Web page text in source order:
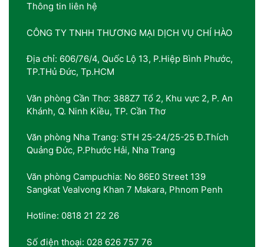
Thông tin liên hệ
CÔNG TY TNHH THƯƠNG MẠI DỊCH VỤ CHÍ HÀO
Địa chỉ: 606/76/4, Quốc Lộ 13, P.Hiệp Bình Phước,
TP.THủ Đức, Tp.HCM
Văn phòng Cần Thơ: 388Z7 Tổ 2, Khu vực 2, P. An
Khánh, Q. Ninh Kiều, TP. Cần Thơ
Văn phòng Nha Trang: STH 25-24/25-25 Đ.Thích
Quảng Đức, P.Phước Hải, Nha Trang
Văn phòng Campuchia: No 86E0 Street 139
Sangkat Vealvong Khan 7 Makara, Phnom Penh
Hotline: 0818 21 22 26
Số điện thoại: 028 626 757 76